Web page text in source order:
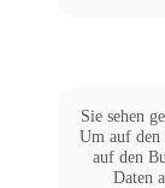
Sie sehen
Um auf
auf den
Daten